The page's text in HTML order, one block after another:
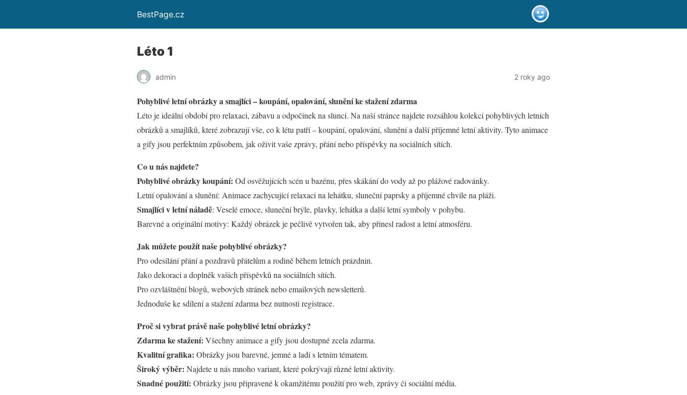
BestPage.cz
Léto 1
admin 2 roky ago
Pohyblivé letní obrázky a smajlíci – koupání, opalování, slunění ke stažení zdarma
Léto je ideální období pro relaxaci, zábavu a odpočinek na slunci. Na naší stránce najdete rozsáhlou kolekci pohyblivých letních
obrázků a smajlíků, které zobrazují vše, co k létu patří – koupání, opalování, slunění a další příjemné letní aktivity. Tyto animace
a gify jsou perfektním způsobem, jak oživit vaše zprávy, přání nebo příspěvky na sociálních sítích.
Co u nás najdete?
Pohyblivé obrázky koupání: Od osvěžujících scén u bazénu, přes skákání do vody až po plážové radovánky.
Letní opalování a slunění: Animace zachycující relaxaci na lehátku, sluneční paprsky a příjemné chvíle na pláži.
Smajlíci v letní náladě: Veselé emoce, sluneční brýle, plavky, lehátka a další letní symboly v pohybu.
Barevné a originální motivy: Každý obrázek je pečlivě vytvořen tak, aby přinesl radost a letní atmosféru.
Jak můžete použít naše pohyblivé obrázky?
Pro odesílání přání a pozdravů přátelům a rodině během letních prázdnin.
Jako dekoraci a doplněk vašich příspěvků na sociálních sítích.
Pro ozvláštnění blogů, webových stránek nebo emailových newsletterů.
Jednoduše ke sdílení a stažení zdarma bez nutnosti registrace.
Proč si vybrat právě naše pohyblivé letní obrázky?
Zdarma ke stažení: Všechny animace a gify jsou dostupné zcela zdarma.
Kvalitní grafika: Obrázky jsou barevné, jemné a ladí s letním tématem.
Široký výběr: Najdete u nás mnoho variant, které pokrývají různé letní aktivity.
Snadné použití: Obrázky jsou připravené k okamžitému použití pro web, zprávy či sociální média.